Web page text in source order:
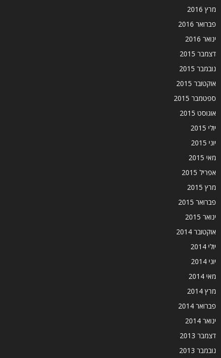
מרץ 2016
פברואר 2016
ינואר 2016
דצמבר 2015
נובמבר 2015
אוקטובר 2015
ספטמבר 2015
אוגוסט 2015
יולי 2015
יוני 2015
מאי 2015
אפריל 2015
מרץ 2015
פברואר 2015
ינואר 2015
אוקטובר 2014
יולי 2014
יוני 2014
מאי 2014
מרץ 2014
פברואר 2014
ינואר 2014
דצמבר 2013
נובמבר 2013